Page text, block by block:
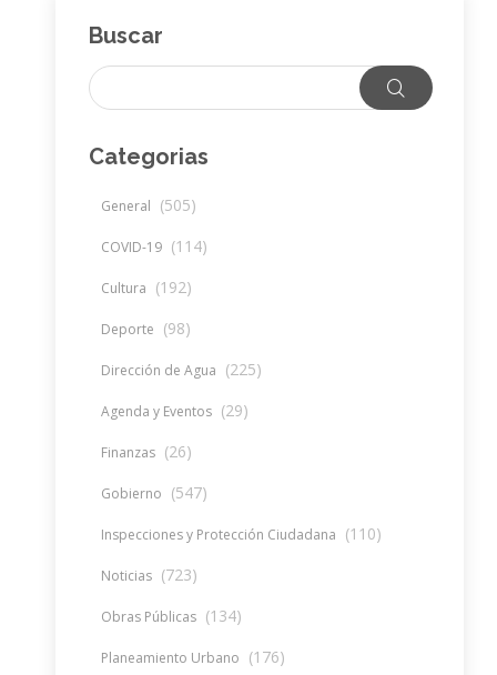
Buscar
Categorias
General (505)
COVID-19 (114)
Cultura (192)
Deporte (98)
Dirección de Agua (225)
Agenda y Eventos (29)
Finanzas (26)
Gobierno (547)
Inspecciones y Protección Ciudadana (110)
Noticias (723)
Obras Públicas (134)
Planeamiento Urbano (176)